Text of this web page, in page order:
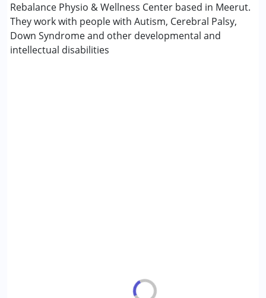
Rebalance Physio & Wellness Center based in Meerut.
They work with people with Autism, Cerebral Palsy,
Down Syndrome and other developmental and
intellectual disabilities
फिजियोथेरेपी
लिंगलड़के, लड़कियाँ